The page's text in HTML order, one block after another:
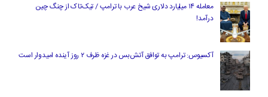
معامله ۱۴ میلیارد دلاری شیخ عرب با ترامپ / تیک‌تاک از چنگ چین
درآمد!
آکسیوس: ترامپ به توافق آتش‌بس در غزه ظرف ۲ روز آینده امیدوار است